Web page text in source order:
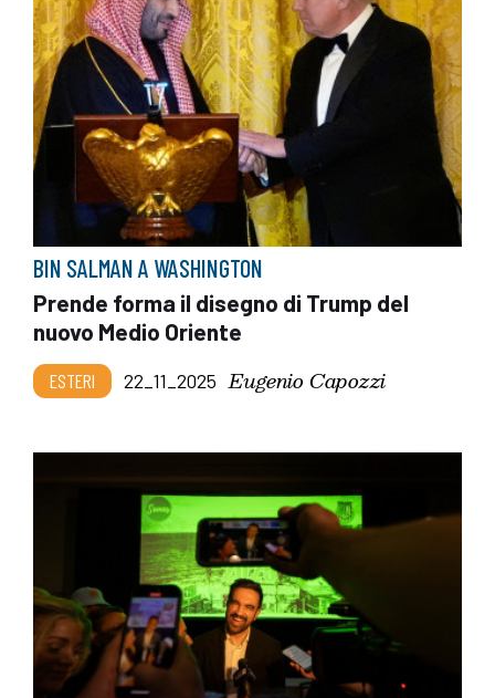
BIN SALMAN A WASHINGTON
Prende forma il disegno di Trump del
nuovo Medio Oriente
ESTERI 22_11_2025 Eugenio Capozzi